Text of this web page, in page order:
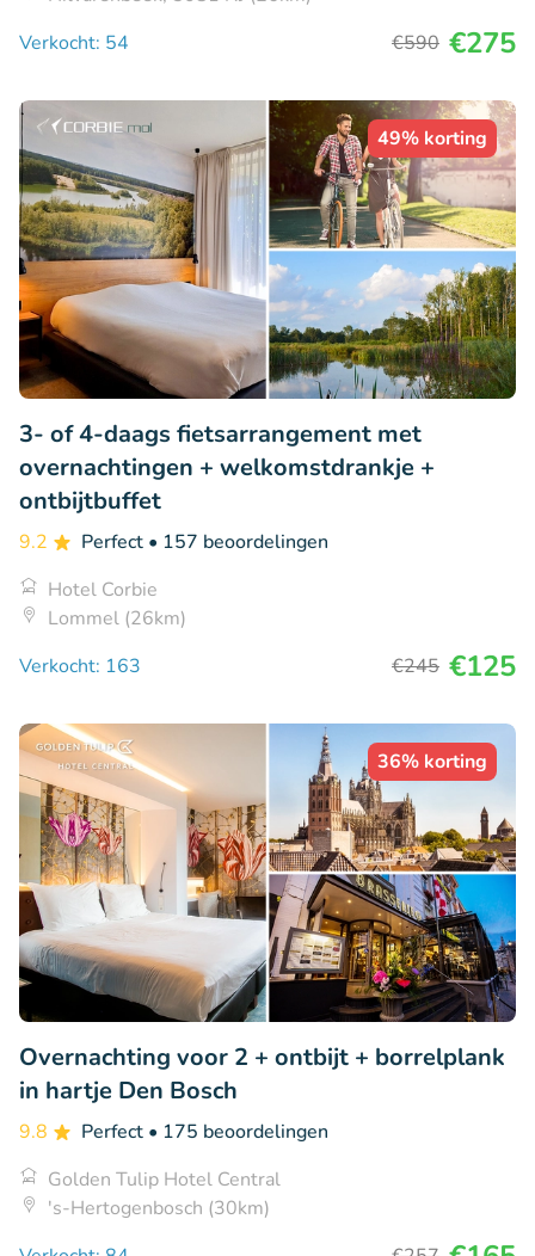
Verkocht: 54
€590 €275
49% korting
3- of 4-daags fietsarrangement met
overnachtingen + welkomstdrankje +
ontbijtbuffet
9.2 Perfect • 157 beoordelingen
Hotel Corbie
Lommel (26km)
Verkocht: 163
€245 €125
36% korting
Overnachting voor 2 + ontbijt + borrelplank
in hartje Den Bosch
9.8 Perfect • 175 beoordelingen
Golden Tulip Hotel Central
's-Hertogenbosch (30km)